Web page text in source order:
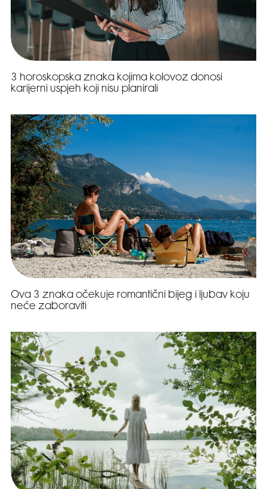
3 horoskopska znaka kojima kolovoz donosi
karijerni uspjeh koji nisu planirali
Ova 3 znaka očekuje romantični bijeg i ljubav koju
neće zaboraviti